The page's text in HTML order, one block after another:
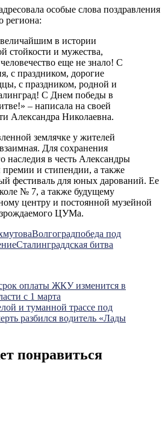
особые слова поздравления
региона:
в истории
стойкости и мужества,
еще не знало! С
с праздником, дорогие
с праздником, родной и
С Днем победы в
– написала на своей
Александра Николаевна.
землячке у жителей
Для сохранения
наследия в честь Александры
и стипендии, а также
фестиваль для юных дарований. Ее
№ 7, а также будущему
центру и постоянной музейной
ЦУМа.
Волгоградпобеда под
Сталинграддская битва
оплаты ЖКУ изменится в
с 1 марта
и туманной трассе под
разбился водитель «Лады
понравиться